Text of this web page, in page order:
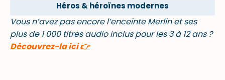
Héros & héroïnes modernes
Vous n’avez pas encore l’enceinte Merlin et ses
plus de 1 000 titres audio inclus pour les 3 à 12 ans ?
Découvrez-la ici 👉